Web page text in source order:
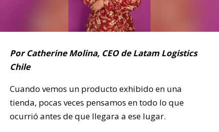
Por Catherine Molina, CEO de Latam Logistics
Chile
Cuando vemos un producto exhibido en una
tienda, pocas veces pensamos en todo lo que
ocurrió antes de que llegara a ese lugar.